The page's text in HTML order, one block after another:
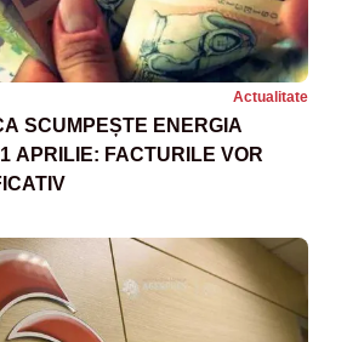
Actualitate
SCUMPEȘTE ENERGIA
APRILIE: FACTURILE VOR